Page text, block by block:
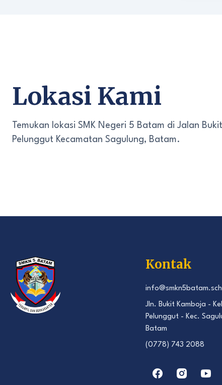
Lokasi Kami
Temukan lokasi SMK Negeri 5 Batam di Jalan
Pelunggut Kecamatan Sagulung, Batam.
Kontak
Jln. Bukit Kamboja -
Pelunggut - Kec.
Batam
(0778) 743 2088